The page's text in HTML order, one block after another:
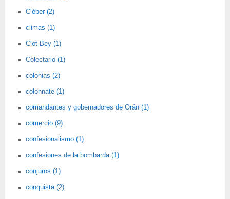
Cléber (2)
climas (1)
Clot-Bey (1)
Colectario (1)
colonias (2)
colonnate (1)
comandantes y gobernadores de Orán (1)
comercio (9)
confesionalismo (1)
confesiones de la bombarda (1)
conjuros (1)
conquista (2)